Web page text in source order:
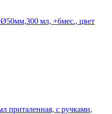
мл, +6мес., цвет
приталенная, с ручками,